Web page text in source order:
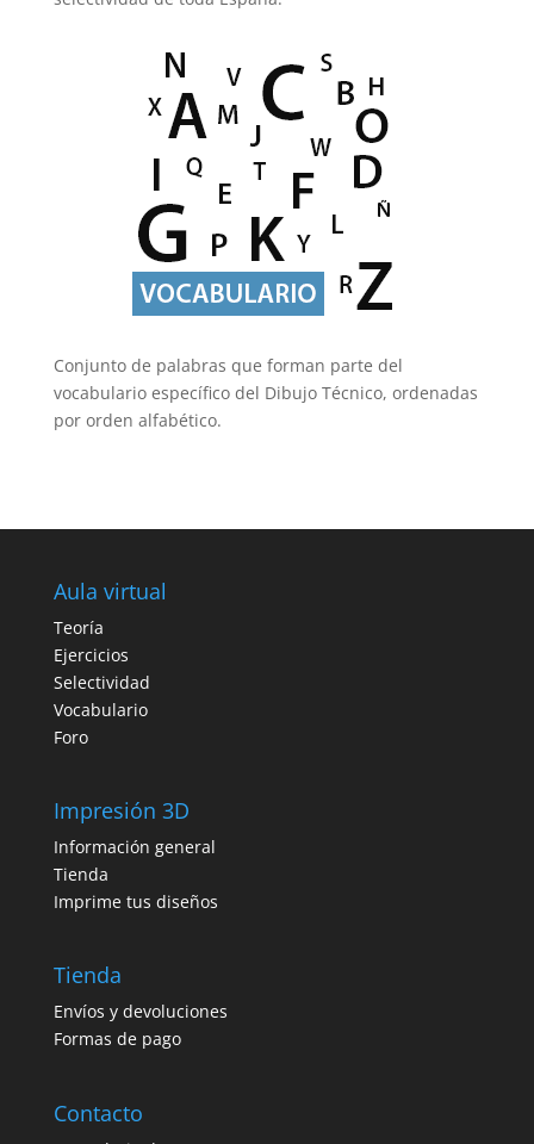
Conjunto de palabras que forman parte del
vocabulario específico del Dibujo Técnico, ordenadas
por orden alfabético.
Aula virtual
Teoría
Ejercicios
Selectividad
Vocabulario
Foro
Impresión 3D
Información general
Tienda
Imprime tus diseños
Tienda
Envíos y devoluciones
Formas de pago
Contacto